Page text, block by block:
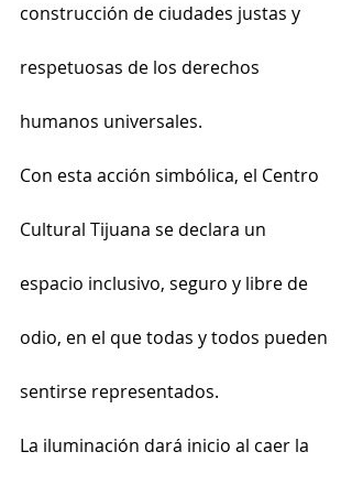
construcción de ciudades justas y
respetuosas de los derechos
humanos universales.
Con esta acción simbólica, el Centro
Cultural Tijuana se declara un
espacio inclusivo, seguro y libre de
odio, en el que todas y todos pueden
sentirse representados.
La iluminación dará inicio al caer la